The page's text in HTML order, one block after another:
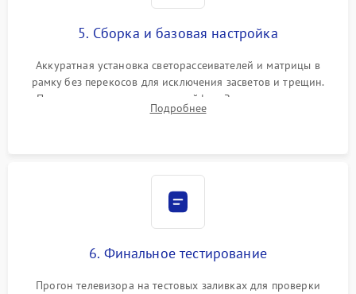
5. Сборка и базовая настройка
Аккуратная установка светорассеивателей и матрицы в
рамку без перекосов для исключения засветов и трещин.
Подключение внутренних шлейфов. Закрытие корпуса.
Сброс настроек и обновление программного обеспечения.
Подробнее
6. Финальное тестирование
Прогон телевизора на тестовых заливках для проверки